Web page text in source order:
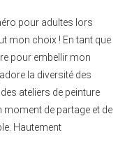
pour adultes lors
mon choix ! En tant que
pour embellir mon
la diversité des
ateliers de peinture
moment de partage et de
Hautement